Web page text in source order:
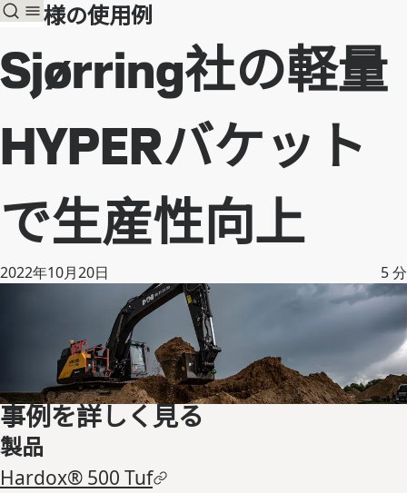
お客様の使用例
Sjørring社の軽量
HYPERバケット
で生産性向上
2022年10月20日 5分
事例を詳しく見る
製品
Hardox® 500 Tuf